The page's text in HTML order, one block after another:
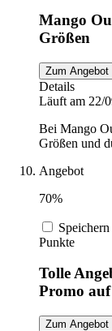
Mango
Größen
Zum Angebot
Details
Läuft am 22/
Bei Mango
Größen und
Angebot
70%
Speichern
Punkte
Tolle
Promo
Zum Angebot